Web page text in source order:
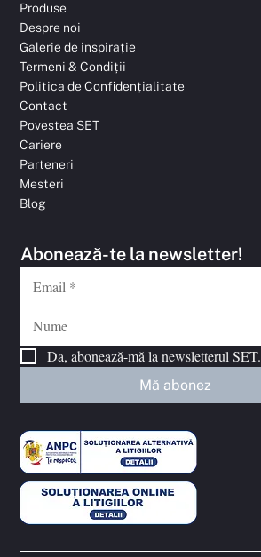
Produse
Despre noi
Galerie de inspirație
Termeni & Condiții
Politica de Confidențialitate
Contact
Povestea SET
Cariere
Parteneri
Mesteri
Blog
Abonează-te la newsletter!
Da, abonează-mă la newsletterul SET.
Mă abonez